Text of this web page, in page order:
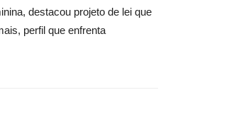
destacou projeto de lei que
perfil que enfrenta